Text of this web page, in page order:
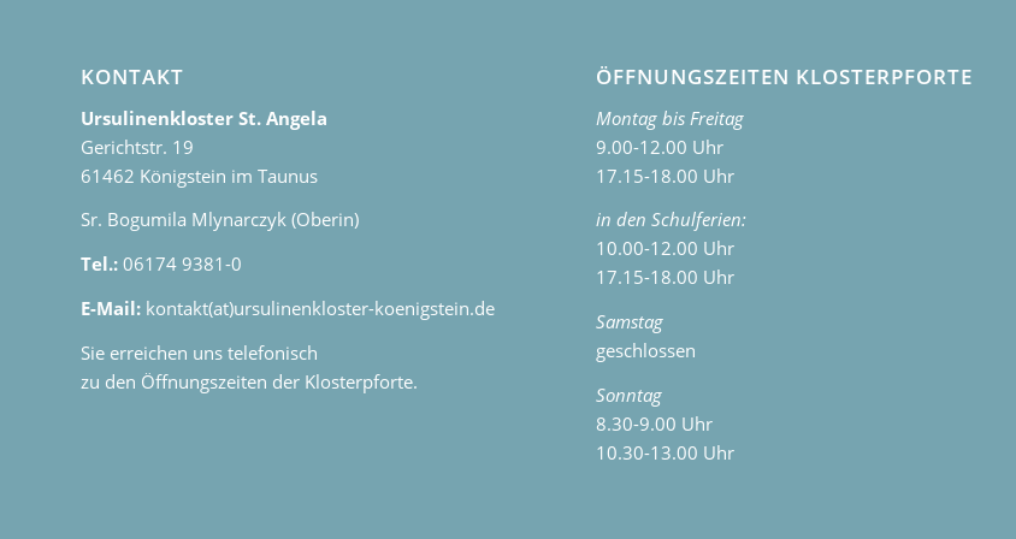
KONTAKT
Ursulinenkloster St. Angela
Gerichtstr. 19
61462 Königstein im Taunus
Sr. Bogumila Mlynarczyk (Oberin)
Tel.: 06174 9381-0
E-Mail: kontakt(at)ursulinenkloster-koenigstein.de
Sie erreichen uns telefonisch
zu den Öffnungszeiten der Klosterpforte.
ÖFFNUNGSZEITEN KLOSTERPFORTE
Montag bis Freitag
9.00-12.00 Uhr
17.15-18.00 Uhr
in den Schulferien:
10.00-12.00 Uhr
17.15-18.00 Uhr
Samstag
geschlossen
Sonntag
8.30-9.00 Uhr
10.30-13.00 Uhr